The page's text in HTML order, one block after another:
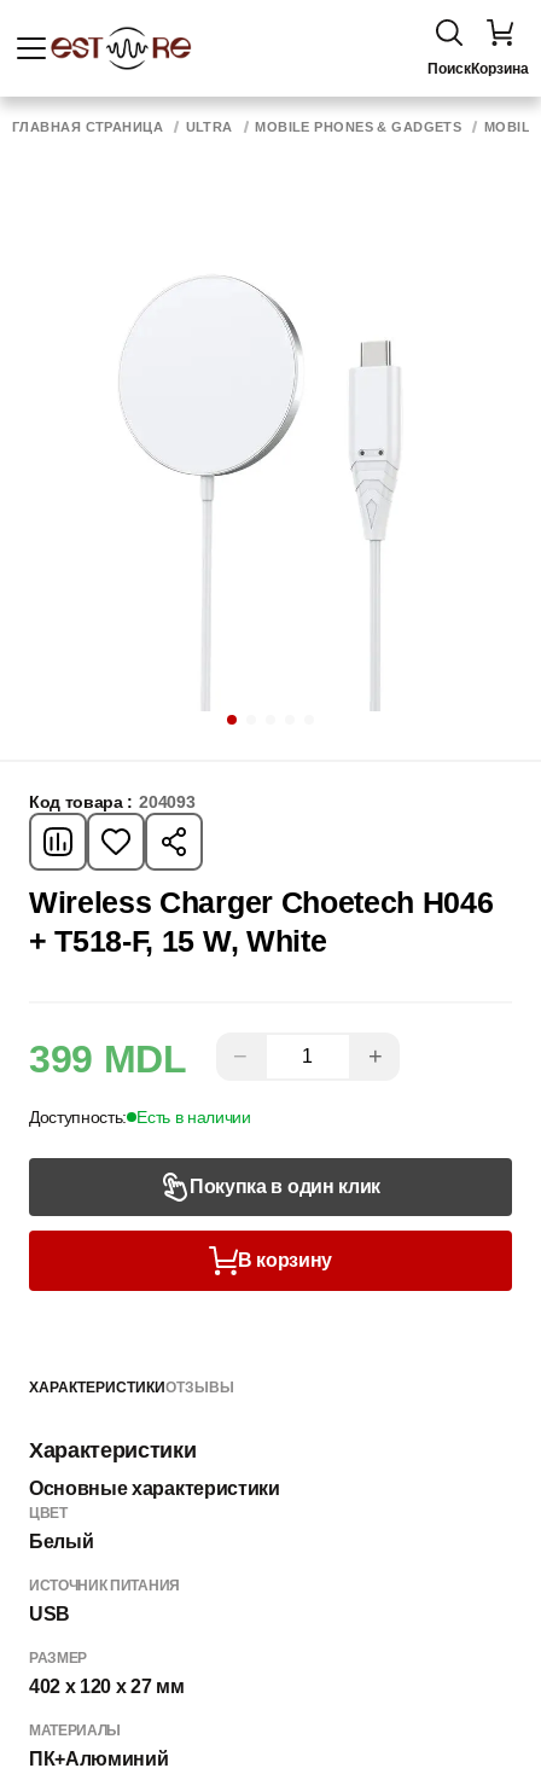
ПоискКорзина
ГЛАВНАЯ СТРАНИЦА ULTRA MOBILE PHONES & GADGETS MOBILE
Код товара : 204093
Wireless Charger Choetech H046
+ T518-F, 15 W, White
399 MDL − +
Доступность: Есть в наличии
Покупка в один клик
В корзину
ХАРАКТЕРИСТИКИОТЗЫВЫ
Характеристики
Основные характеристики
ЦВЕТ
Белый
ИСТОЧНИК ПИТАНИЯ
USB
РАЗМЕР
402 x 120 x 27 мм
МАТЕРИАЛЫ
ПК+Алюминий